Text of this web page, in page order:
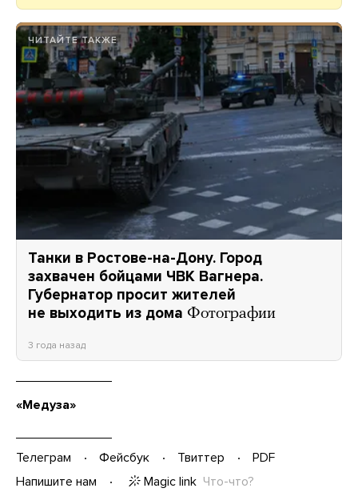
ЧИТАЙТЕ ТАКЖЕ
Танки в Ростове-на-Дону. Город
захвачен бойцами ЧВК Вагнера.
Губернатор просит жителей
не выходить из дома Фотографии
3 года назад
«Медуза»
Телеграм Фейсбук Твиттер
PDF
Напишите нам
Magic link Что-что?